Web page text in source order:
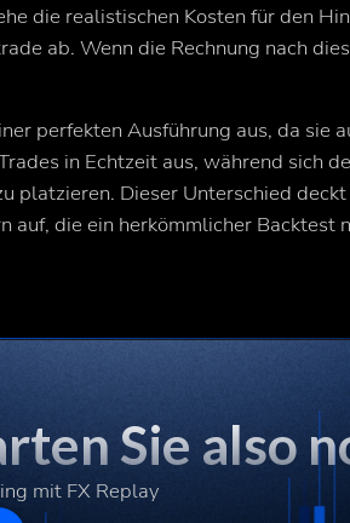
die realistischen Kosten für den
ab. Wenn die Rechnung nach
perfekten Ausführung aus, da sie
in Echtzeit aus, während sich
platzieren. Dieser Unterschied
auf, die ein herkömmlicher Backtest
Sie also
mit FX Replay